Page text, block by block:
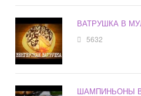
ВАТРУШКА В
5632
ШАМПИНЬОНЫ